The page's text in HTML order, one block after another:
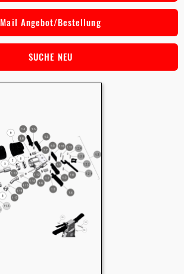
Mail Angebot/Bestellung
SUCHE NEU